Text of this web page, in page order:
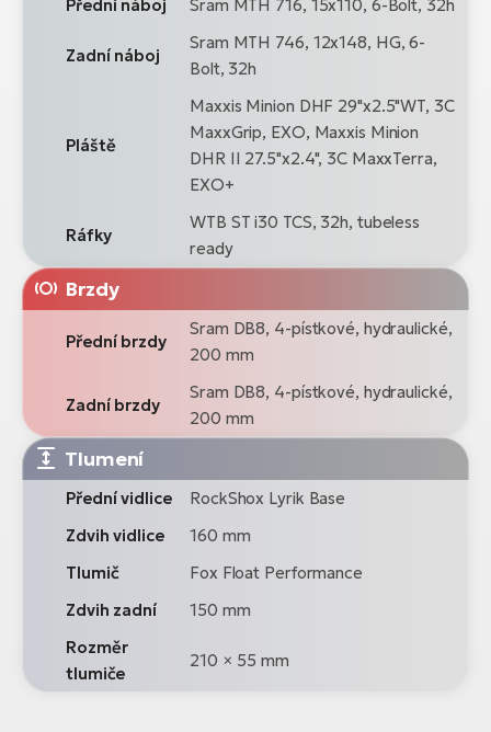
Přední náboj Sram MTH 716, 15x110, 6-Bolt, 32h
Zadní náboj
Sram MTH 746, 12x148, HG, 6-
Bolt, 32h
Pláště
Maxxis Minion DHF 29"x2.5"WT, 3C
MaxxGrip, EXO, Maxxis Minion
DHR II 27.5"x2.4", 3C MaxxTerra,
EXO+
Ráfky
WTB ST i30 TCS, 32h, tubeless
ready
Brzdy
Přední brzdy
Sram DB8, 4-pístkové, hydraulické,
200 mm
Zadní brzdy
Sram DB8, 4-pístkové, hydraulické,
200 mm
Tlumení
Přední vidlice
RockShox Lyrik Base
Zdvih vidlice
160 mm
Tlumič
Fox Float Performance
Zdvih zadní
150 mm
Rozměr
tlumiče
210 × 55 mm